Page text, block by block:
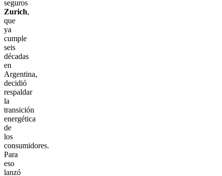
seguros
Zurich,
que
ya
cumple
seis
décadas
en
Argentina,
decidió
respaldar
la
transición
energética
de
los
consumidores.
Para
eso
lanzó